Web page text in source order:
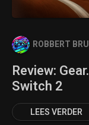
ROBBERT
Review:
Switch 2
LEES VERDER